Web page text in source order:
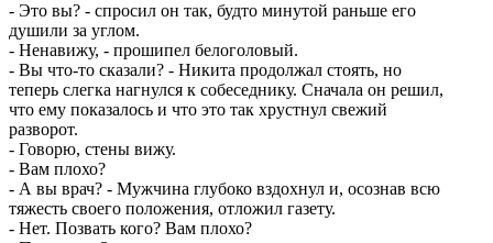
- Это вы? - спросил он так, будто минутой раньше его
душили за углом.
- Ненавижу, - прошипел белоголовый.
- Вы что-то сказали? - Никита продолжал стоять, но
теперь слегка нагнулся к собеседнику. Сначала он решил,
что ему показалось и что это так хрустнул свежий
разворот.
- Говорю, стены вижу.
- Вам плохо?
- А вы врач? - Мужчина глубоко вздохнул и, осознав всю
тяжесть своего положения, отложил газету.
- Нет. Позвать кого? Вам плохо?